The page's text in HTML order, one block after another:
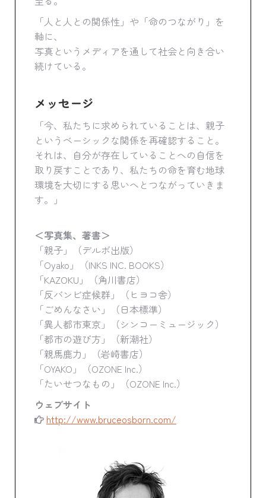
「人と人との関係性」や「命のつながり」を
軸に、
写真というメディアを通して社会と向き合い
続けている。
メッセージ
「今、私たちに求められていることは、親子
というベーシックな関係を再確認すること。
それは、自分が存在していることへの自信を
取り戻すことであり、私たちの命を育む地球
環境を大切にする思いへとつながっていきま
す。」
＜写真集、著書＞
「親子」（デルボ出版）
「Oyako」（INKS INC. BOOKS）
「KAZOKU」（角川書店）
「反バンビ症候群」（ヒヨコ舎）
「ごめんなさい」（日本標準）
「異人都市東京」（シンコーミュージック）
「都市の遊び方」（新潮社）
「親馬鹿力」（岩崎書店）
「OYAKO」（OZONE Inc.）
「たいせつなもの」（OZONE Inc.）
ウェブサイト
http://www.bruceosborn.com/